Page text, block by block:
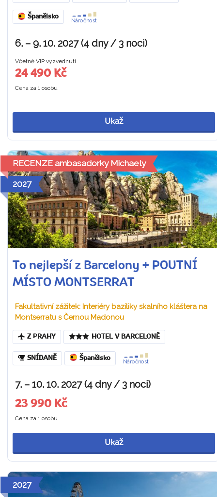
Španělsko
Náročnost
6. – 9. 10. 2027 (4 dny / 3 noci)
Včetně VIP vyzvednutí
24 490 Kč
Cena za 1 osobu
Ukaž
RECENZE ambasadorky Michaely
2027
To nejlepší z Barcelony + POUTNÍ
MÍSTO MONTSERRAT
Fakultativní zážitek: Interiéry baziliky skalního kláštera na
Montserratu s Černou Madonou
Z PRAHY HOTEL V BARCELONĚ
SNÍDANĚ Španělsko
Náročnost
7. – 10. 10. 2027 (4 dny / 3 noci)
23 990 Kč
Cena za 1 osobu
Ukaž
2027